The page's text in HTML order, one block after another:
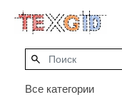
Все категории